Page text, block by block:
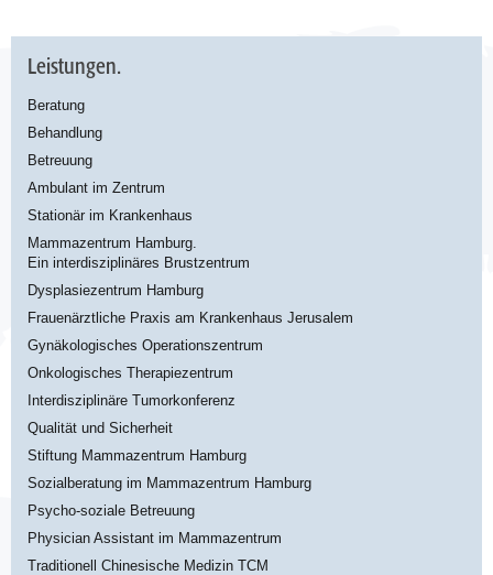
Leistungen.
Beratung
Behandlung
Betreuung
Ambulant im Zentrum
Stationär im Krankenhaus
Mammazentrum Hamburg.
Ein interdisziplinäres Brustzentrum
Dysplasiezentrum Hamburg
Frauenärztliche Praxis am Krankenhaus Jerusalem
Gynäkologisches Operationszentrum
Onkologisches Therapiezentrum
Interdisziplinäre Tumorkonferenz
Qualität und Sicherheit
Stiftung Mammazentrum Hamburg
Sozialberatung im Mammazentrum Hamburg
Psycho-soziale Betreuung
Physician Assistant im Mammazentrum
Traditionell Chinesische Medizin TCM